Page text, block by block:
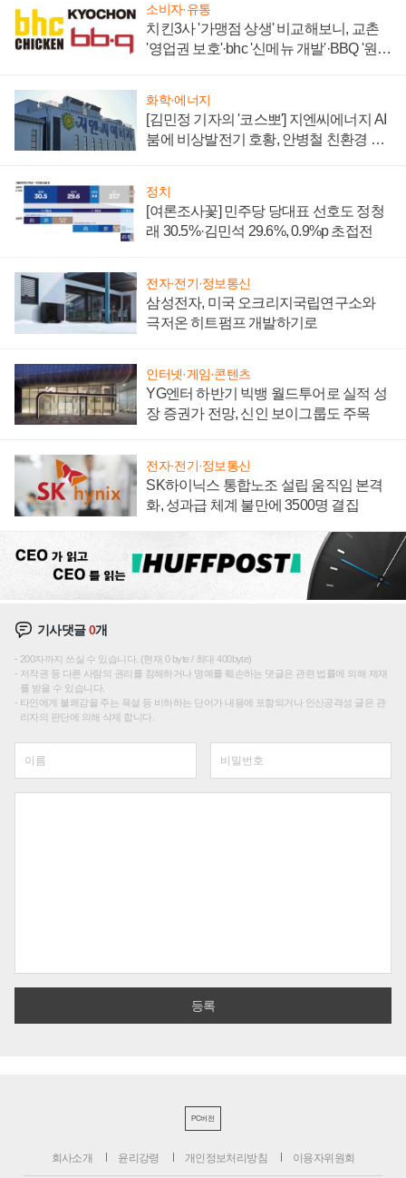
소비자·유통
치킨3사 '가맹점 상생' 비교해보니, 교촌
'영업권 보호'·bhc '신메뉴 개발'·BBQ '원가
화학·에너지
[김민정 기자의 '코스뽀'] 지엔씨에너지 AI
붐에 비상발전기 호황, 안병철 친환경 에
정치
[여론조사꽃] 민주당 당대표 선호도 정청
래 30.5%·김민석 29.6%, 0.9%p 초접전
전자·전기·정보통신
삼성전자, 미국 오크리지국립연구소와
극저온 히트펌프 개발하기로
인터넷·게임·콘텐츠
YG엔터 하반기 빅뱅 월드투어로 실적 성
장 증권가 전망, 신인 보이그룹도 주목
전자·전기·정보통신
SK하이닉스 통합노조 설립 움직임 본격
화, 성과급 체계 불만에 3500명 결집
기사댓글0개
200자까지 쓰실 수 있습니다. (현재 0 byte / 최대 400byte)
저작권 등 다른 사람의 권리를 침해하거나 명예를 훼손하는 댓글은 관련 법률에 의해 제재
를 받을 수 있습니다.
타인에게 불쾌감을 주는 욕설 등 비하하는 단어가 내용에 포함되거나 인신공격성 글은 관
리자의 판단에 의해 삭제 합니다.
PC버전
회사소개 윤리강령 개인정보처리방침 이용자위원회